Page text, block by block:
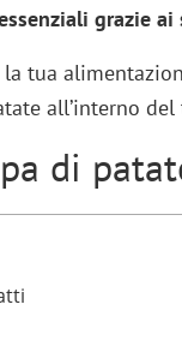
grazie
tua
all’interno
di